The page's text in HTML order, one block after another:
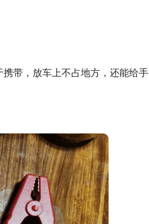
带，放车上不占地方，还能给手